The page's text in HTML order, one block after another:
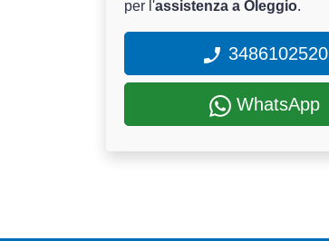
per l'assistenza a Oleggio.
3486102520
WhatsApp